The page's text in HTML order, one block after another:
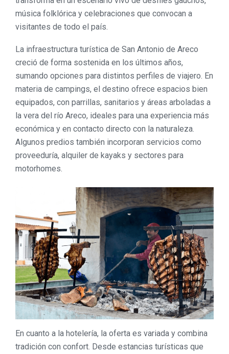
música folklórica y celebraciones que convocan a
visitantes de todo el país.
La infraestructura turística de San Antonio de Areco
creció de forma sostenida en los últimos años,
sumando opciones para distintos perfiles de viajero. En
materia de campings, el destino ofrece espacios bien
equipados, con parrillas, sanitarios y áreas arboladas a
la vera del río Areco, ideales para una experiencia más
económica y en contacto directo con la naturaleza.
Algunos predios también incorporan servicios como
proveeduría, alquiler de kayaks y sectores para
motorhomes.
En cuanto a la hotelería, la oferta es variada y combina
tradición con confort. Desde estancias turísticas que